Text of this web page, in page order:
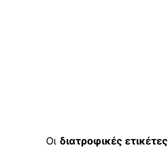
Οι διατροφικές ετικέτες